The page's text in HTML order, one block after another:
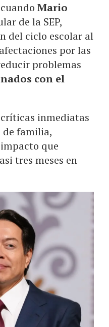
Mario
de la SEP,
del ciclo escolar al
por las
problemas
con el
inmediatas
de familia,
que
tres meses en